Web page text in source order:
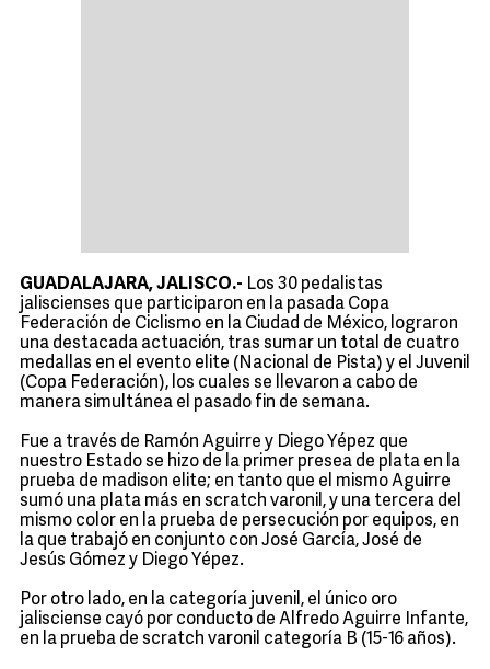
GUADALAJARA, JALISCO.- Los 30 pedalistas
jaliscienses que participaron en la pasada Copa
Federación de Ciclismo en la Ciudad de México, lograron
una destacada actuación, tras sumar un total de cuatro
medallas en el evento elite (Nacional de Pista) y el Juvenil
(Copa Federación), los cuales se llevaron a cabo de
manera simultánea el pasado fin de semana.
Fue a través de Ramón Aguirre y Diego Yépez que
nuestro Estado se hizo de la primer presea de plata en la
prueba de madison elite; en tanto que el mismo Aguirre
sumó una plata más en scratch varonil, y una tercera del
mismo color en la prueba de persecución por equipos, en
la que trabajó en conjunto con José García, José de
Jesús Gómez y Diego Yépez.
Por otro lado, en la categoría juvenil, el único oro
jalisciense cayó por conducto de Alfredo Aguirre Infante,
en la prueba de scratch varonil categoría B (15-16 años).